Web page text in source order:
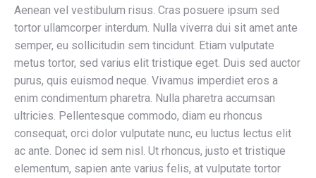
Aenean vel vestibulum risus. Cras posuere ipsum sed
tortor ullamcorper interdum. Nulla viverra dui sit amet ante
semper, eu sollicitudin sem tincidunt. Etiam vulputate
metus tortor, sed varius elit tristique eget. Duis sed auctor
purus, quis euismod neque. Vivamus imperdiet eros a
enim condimentum pharetra. Nulla pharetra accumsan
ultricies. Pellentesque commodo, diam eu rhoncus
consequat, orci dolor vulputate nunc, eu luctus lectus elit
ac ante. Donec id sem nisl. Ut rhoncus, justo et tristique
elementum, sapien ante varius felis, at vulputate tortor